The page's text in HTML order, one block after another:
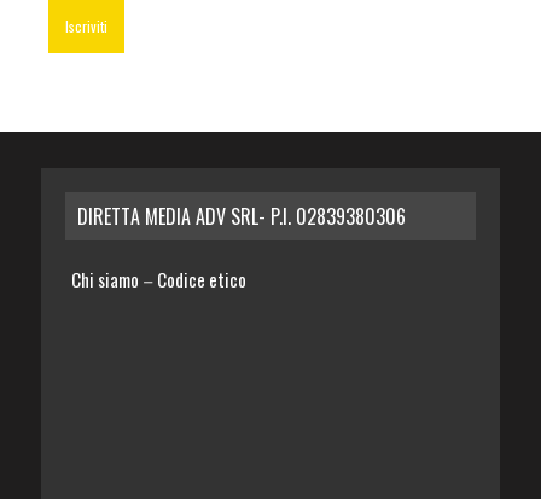
DIRETTA MEDIA ADV SRL- P.I. 02839380306
Chi siamo – Codice etico